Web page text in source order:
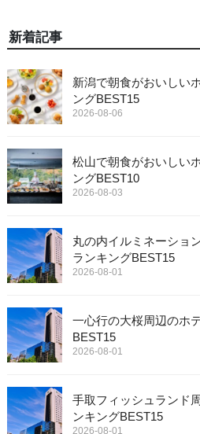
新着記事
新潟で朝食がおいしい
ングBEST15
2026-08-06
松山で朝食がおいしい
ングBEST10
2026-08-03
丸の内イルミネーショ
ランキングBEST15
2026-08-01
一心行の大桜周辺のホ
BEST15
2026-08-01
手取フィッシュランド
ンキングBEST15
2026-08-01